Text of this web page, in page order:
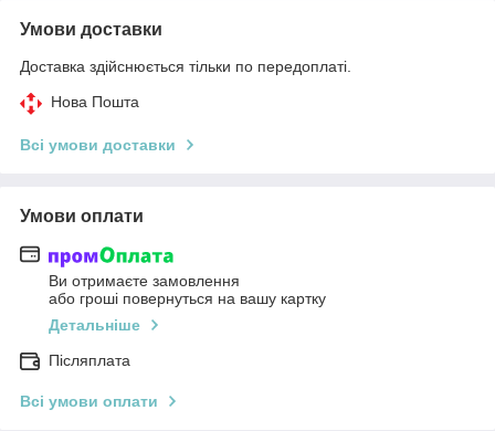
Умови доставки
Доставка здійснюється тільки по передоплаті.
Нова Пошта
Всі умови доставки
Умови оплати
Ви отримаєте замовлення
або гроші повернуться на вашу картку
Детальніше
Післяплата
Всі умови оплати